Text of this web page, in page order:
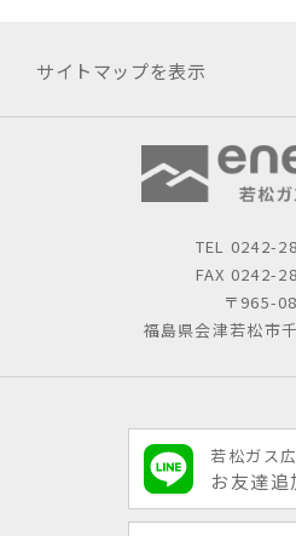
サイトマップを表示
TEL 0242-
FAX 0242-
〒965-
福島県会津若松市
若松ガス
お友達追